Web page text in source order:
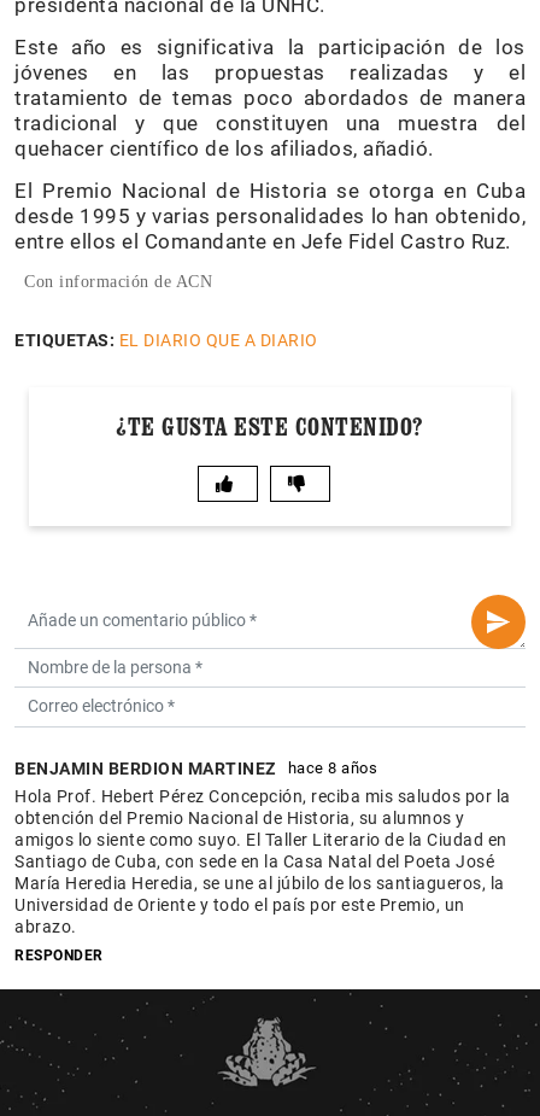
Este año es significativa la participación de los
jóvenes en las propuestas realizadas y el
tratamiento de temas poco abordados de manera
tradicional y que constituyen una muestra del
quehacer científico de los afiliados, añadió.
El Premio Nacional de Historia se otorga en Cuba
desde 1995 y varias personalidades lo han obtenido,
entre ellos el Comandante en Jefe Fidel Castro Ruz.
Con información de ACN
ETIQUETAS: EL DIARIO QUE A DIARIO
¿TE GUSTA ESTE CONTENIDO?
BENJAMIN BERDION MARTINEZ hace 8 años
Hola Prof. Hebert Pérez Concepción, reciba mis saludos por la
obtención del Premio Nacional de Historia, su alumnos y
amigos lo siente como suyo. El Taller Literario de la Ciudad en
Santiago de Cuba, con sede en la Casa Natal del Poeta José
María Heredia Heredia, se une al júbilo de los santiagueros, la
Universidad de Oriente y todo el país por este Premio, un
abrazo.
RESPONDER